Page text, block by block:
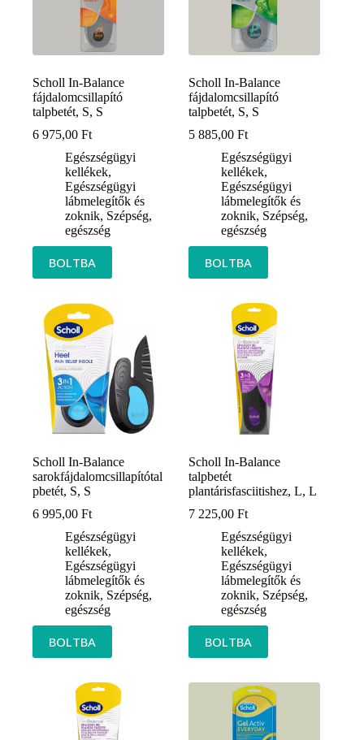
Scholl In-Balance
fájdalomcsillapító
talpbetét, S, S
6 975,00 Ft
Egészségügyi
kellékek,
Egészségügyi
lábmelegítők és
zoknik, Szépség,
egészség
BOLTBA
Scholl In-Balance
fájdalomcsillapító
talpbetét, S, S
5 885,00Ft
Egészségügyi
kellékek,
Egészségügyi
lábmelegítők és
zoknik, Szépség,
egészség
BOLTBA
Scholl In-Balance
sarokfájdalomcsillapítótal
pbetét, S, S
6 995,00 Ft
Egészségügyi
kellékek,
Egészségügyi
lábmelegítők és
zoknik, Szépség,
egészség
BOLTBA
Scholl In-Balance
talpbetét
plantárisfasciitishez, L, L
7 225,00Ft
Egészségügyi
kellékek,
Egészségügyi
lábmelegítők és
zoknik, Szépség,
egészség
BOLTBA